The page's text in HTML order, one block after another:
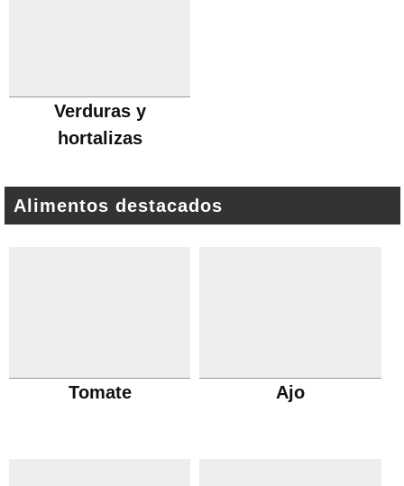
Verduras y
hortalizas
Alimentos destacados
Tomate Ajo